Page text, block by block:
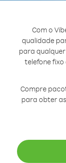
Com o
qualidade
para
telefone
Compre
para obter